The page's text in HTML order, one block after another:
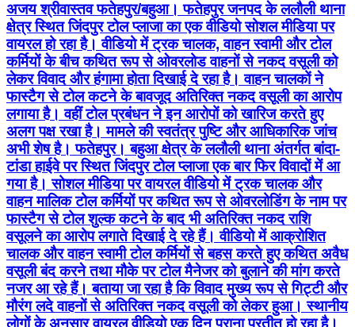
अजय श्रीवास्तव फतेहपुर/बहुआ। फतेहपुर जनपद के ललौली थाना
क्षेत्र स्थित जिंदपुर टोल प्लाजा का एक वीडियो सोशल मीडिया पर
वायरल हो रहा है। वीडियो में ट्रक चालक, वाहन स्वामी और टोल
कर्मियों के बीच कथित रूप से ओवरलोड वाहनों से नकद वसूली को
लेकर विवाद और हंगामा होता दिखाई दे रहा है। वाहन चालकों ने
फास्टैग से टोल कटने के बावजूद अतिरिक्त नकद वसूली का आरोप
लगाया है। वहीं टोल प्रबंधन ने इन आरोपों को खारिज करते हुए
अलग पक्ष रखा है। मामले की स्वतंत्र पुष्टि और आधिकारिक जांच
अभी शेष है। फतेहपुर। बहुआ क्षेत्र के ललौली थाना अंतर्गत बांदा-
टांडा हाईवे पर स्थित जिंदपुर टोल प्लाजा एक बार फिर विवादों में आ
गया है। सोशल मीडिया पर वायरल वीडियो में ट्रक चालक और
वाहन मालिक टोल कर्मियों पर कथित रूप से ओवरलोडिंग के नाम पर
फास्टैग से टोल शुल्क कटने के बाद भी अतिरिक्त नकद राशि
वसूलने का आरोप लगाते दिखाई दे रहे हैं। वीडियो में आक्रोशित
चालक और वाहन स्वामी टोल कर्मियों से बहस करते हुए कथित अवैध
वसूली बंद करने तथा मौके पर टोल मैनेजर को बुलाने की मांग करते
नजर आ रहे हैं। बताया जा रहा है कि विवाद मुख्य रूप से गिट्टी और
मौरंग लदे वाहनों से अतिरिक्त नकद वसूली को लेकर हुआ। स्थानीय